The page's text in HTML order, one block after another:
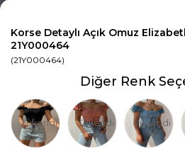
Korse Detaylı Açık Omuz
21Y000464
(21Y000464)
Diğer Renk
Tükendi Tükendi Tükendi